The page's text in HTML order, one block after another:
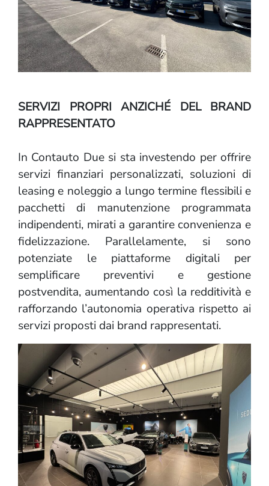
SERVIZI PROPRI ANZICHÉ DEL BRAND
RAPPRESENTATO
In Contauto Due si sta investendo per offrire
servizi finanziari personalizzati, soluzioni di
leasing e noleggio a lungo termine flessibili e
pacchetti di manutenzione programmata
indipendenti, mirati a garantire convenienza e
fidelizzazione. Parallelamente, si sono
potenziate le piattaforme digitali per
semplificare preventivi e gestione
postvendita, aumentando così la redditività e
rafforzando l’autonomia operativa rispetto ai
servizi proposti dai brand rappresentati.